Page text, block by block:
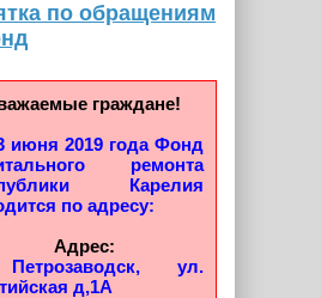
по обращениям
граждане!
июня 2019 года Фонд
ремонта
Карелия
по адресу:
Адрес:
ул.
д,1А